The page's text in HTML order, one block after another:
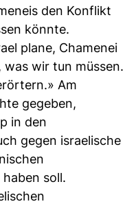
den Konflikt
könnte.
plane, Chamenei
wir tun müssen.
Am
gegeben,
in den
gegen israelische
soll.